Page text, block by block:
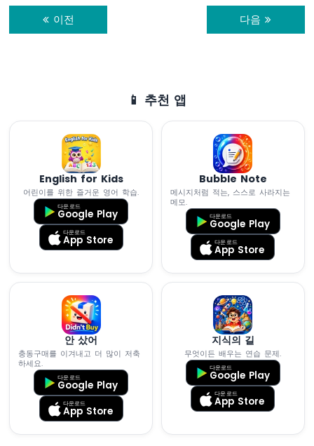
보
-
MG996R
에
이전 다음
📱 추천 앱
English for Kids
어린이를 위한 즐거운 영어 학습.
다운로드
Google Play
다운로드
App Store
Bubble Note
메시지처럼 적는, 스스로 사라지는
메모.
다운로드
Google Play
다운로드
App Store
안 샀어
충동구매를 이겨내고 더 많이 저축
하세요.
다운로드
Google Play
다운로드
App Store
지식의 길
무엇이든 배우는 연습 문제.
다운로드
Google Play
다운로드
App Store